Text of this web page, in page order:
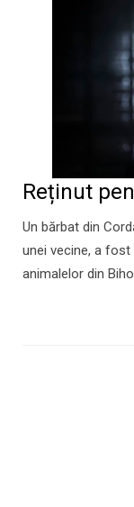
Reținut
Un bărbat din
unei vecine, a
animalelor din